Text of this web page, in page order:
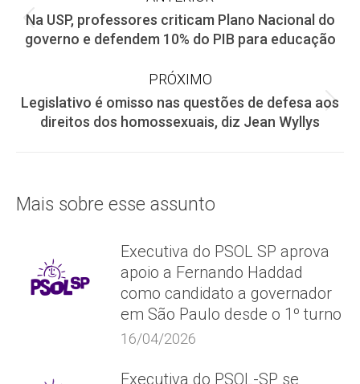
de
Post
anterior:
Na USP, professores criticam Plano Nacional do
governo e defendem 10% do PIB para educação
PRÓXIMO
Próximo
post:
Legislativo é omisso nas questões de defesa aos
direitos dos homossexuais, diz Jean Wyllys
Mais sobre esse assunto
Executiva do PSOL SP aprova
apoio a Fernando Haddad
como candidato a governador
em São Paulo desde o 1º turno
16/04/2026
Executiva do PSOL-SP se